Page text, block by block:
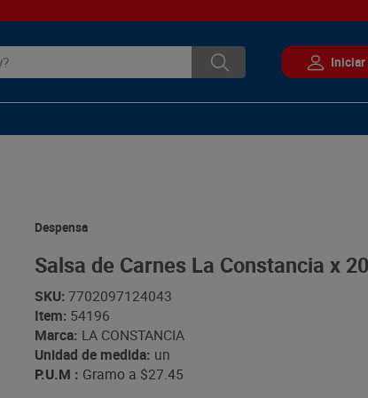
Despensa
Salsa de Carnes La Constancia x
SKU: 7702097124043
Item: 54196
Marca: LA CONSTANCIA
Unidad de medida: un
P.U.M : Gramo a $27.45